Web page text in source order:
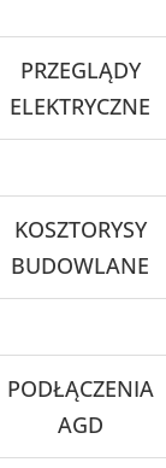
PRZEGLĄDY
ELEKTRYCZNE
KOSZTORYSY
BUDOWLANE
PODŁĄCZENIA
AGD